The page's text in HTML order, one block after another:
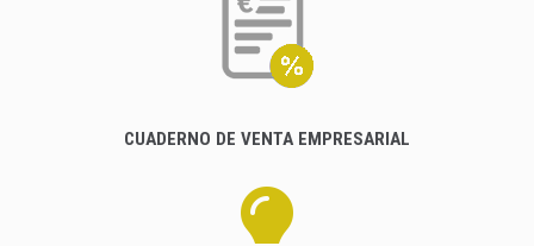
CUADERNO DE VENTA EMPRESARIAL